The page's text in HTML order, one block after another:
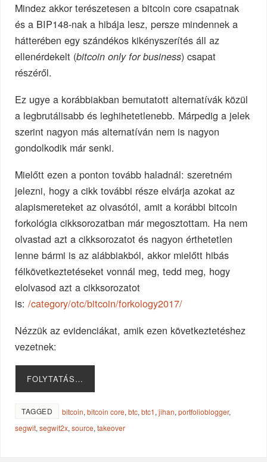
Mindez akkor terészetesen a bitcoin core csapatnak
és a BIP148-nak a hibája lesz, persze mindennek a
hátterében egy szándékos kikényszerítés áll az
ellenérdekelt (bitcoin only for business) csapat
részéről.
Ez ugye a korábbiakban bemutatott alternatívák közül
a legbrutálisabb és leghihetetlenebb. Márpedig a jelek
szerint nagyon más alternatíván nem is nagyon
gondolkodik már senki.
Mielőtt ezen a ponton tovább haladnál: szeretném
jelezni, hogy a cikk további része elvárja azokat az
alapismereteket az olvasótól, amit a korábbi bitcoin
forkológia cikksorozatban már megosztottam. Ha nem
olvastad azt a cikksorozatot és nagyon érthetetlen
lenne bármi is az alábbiakból, akkor mielőtt hibás
félkövetkeztetéseket vonnál meg, tedd meg, hogy
elolvasod azt a cikksorozatot
is:/category/otc/bitcoin/forkology2017/
Nézzük az evidenciákat, amik ezen következtetéshez
vezetnek:
FOLYTATÁS…
TAGGED bitcoin,bitcoin core,btc,btc1,jihan,portfolioblogger,
segwit,segwit2x,source,takeover